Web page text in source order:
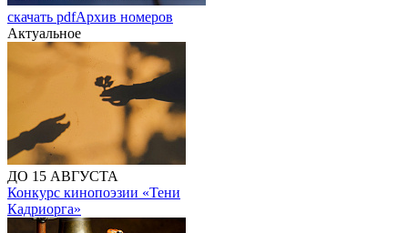
скачать pdfАрхив номеров
Актуальное
ДО 15 АВГУСТА
Конкурс кинопоэзии «Тени
Кадриорга»